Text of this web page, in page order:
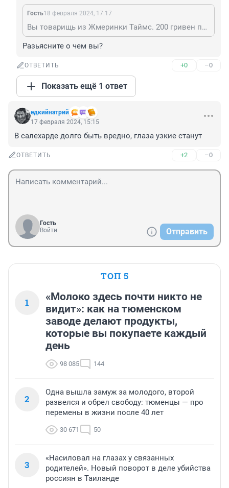
Гость18 февраля 2024, 17:17
Вы товарищь из Жмеринки Таймс. 200 гривен пост.
Разьясните о чем вы?
ОТВЕТИТЬ +0 –0
Показать ещё 1 ответ
едкийнатрий
17 февраля 2024, 15:15
В салехарде долго быть вредно, глаза узкие станут
ОТВЕТИТЬ +2 –0
Гость
Войти
Отправить
ТОП 5
1
«Молоко здесь почти никто не
видит»: как на тюменском
заводе делают продукты,
которые вы покупаете каждый
день
98 085 144
2
Одна вышла замуж за молодого, второй
развелся и обрел свободу: тюменцы — про
перемены в жизни после 40 лет
30 671 50
3
«Насиловал на глазах у связанных
родителей». Новый поворот в деле убийства
россиян в Таиланде